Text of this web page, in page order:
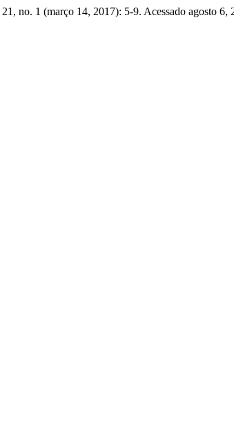
21, no. 1 (março 14, 2017): 5-9. Acessado agosto 6,